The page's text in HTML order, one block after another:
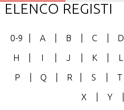
ELENCO REGISTI
0-9 A B C D
H
I J K L
P
Q R S T
X
Y